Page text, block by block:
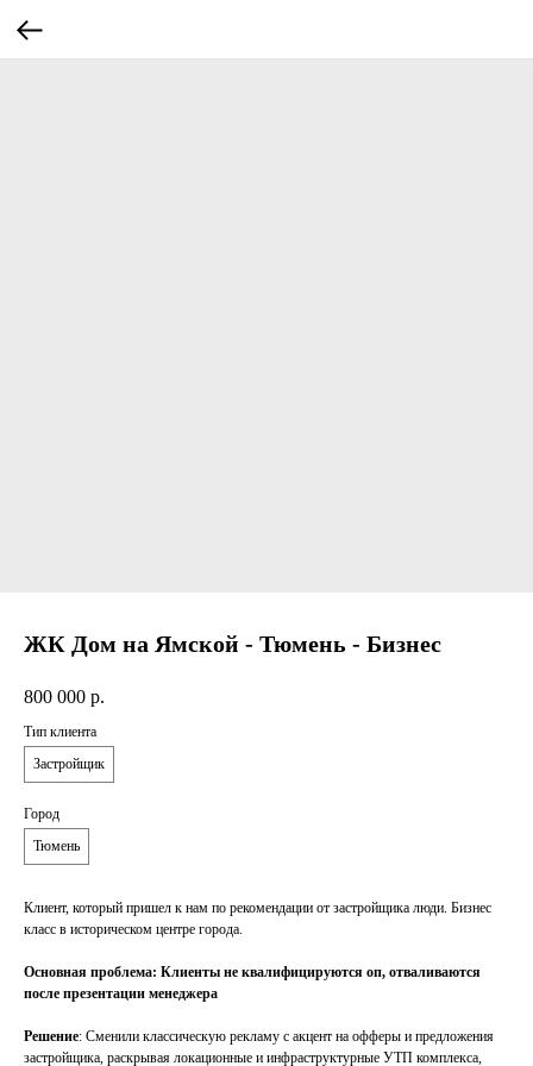
ЖК Дом на Ямской - Тюмень - Бизнес
800 000 р.
Тип клиента
Застройщик
Город
Тюмень
Клиент, который пришел к нам по рекомендации от застройщика люди. Бизнес
класс в историческом центре города.
Основная проблема: Клиенты не квалифицируются оп, отваливаются
после презентации менеджера
Решение: Сменили классическую рекламу с акцент на офферы и предложения
застройщика, раскрывая локационные и инфраструктурные УТП комплекса,